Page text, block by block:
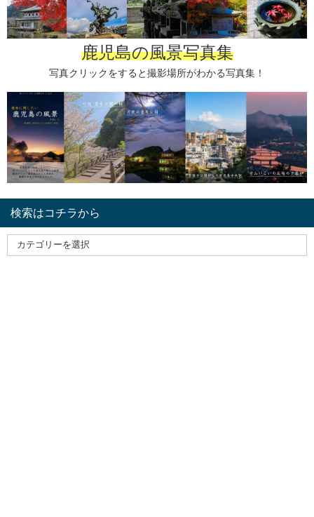
鹿児島の風景写真集
写真クリックをすると撮影場所がわかる写真集！
検索はコチラから